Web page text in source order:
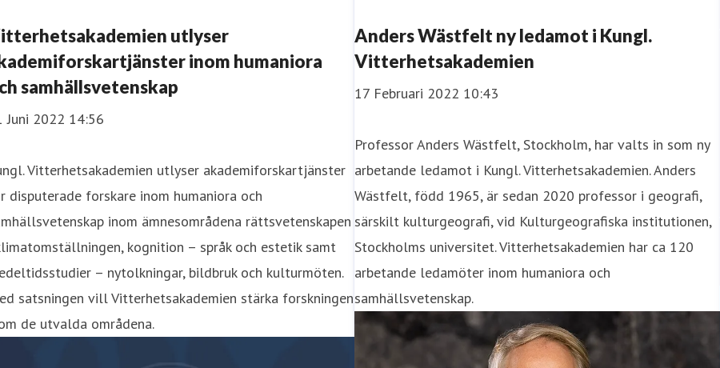
utlyser
inom humaniora
samhällsvetenskap
Juni 2022 14:56
Vitterhetsakademien utlyser akademiforskartjänster
disputerade forskare inom humaniora och
inom ämnesområdena rättsvetenskapen
kognition – språk och estetik samt
– nytolkningar, bildbruk och kulturmöten.
satsningen vill Vitterhetsakademien stärka forskningen
de utvalda områdena.
Anders Wästfelt ny ledamot i Kungl.
Vitterhetsakademien
17 Februari 2022 10:43
Professor Anders Wästfelt, Stockholm, har valts in som ny
arbetande ledamot i Kungl. Vitterhetsakademien. Anders
Wästfelt, född 1965, är sedan 2020 professor i geografi,
särskilt kulturgeografi, vid Kulturgeografiska institutionen,
Stockholms universitet. Vitterhetsakademien har ca 120
arbetande ledamöter inom humaniora och
samhällsvetenskap.